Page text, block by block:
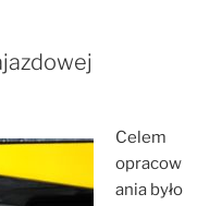
Celem
opracow
ania było